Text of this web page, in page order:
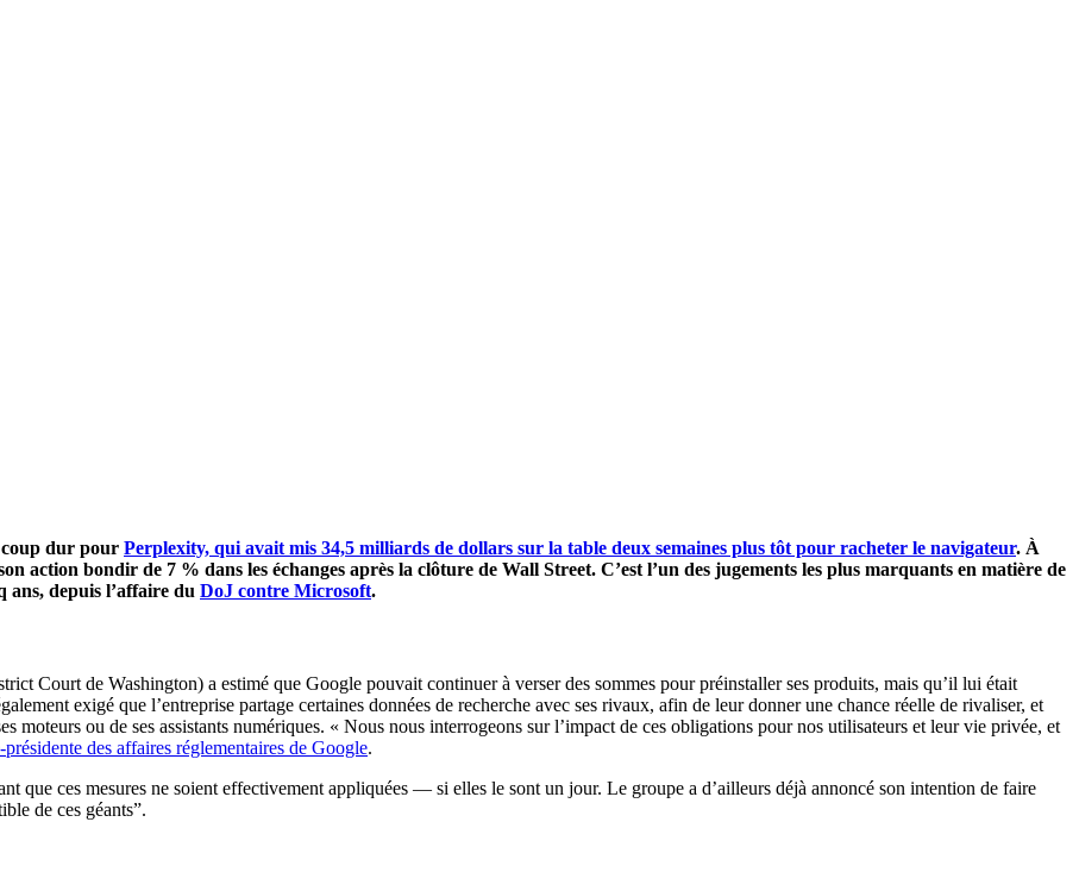
coup dur pour Perplexity, qui avait mis 34,5 milliards de dollars sur la table deux semaines plus tôt pour racheter le navigateur. À
action bondir de 7 % dans les échanges après la clôture de Wall Street. C’est l’un des jugements les plus marquants en matière de
ans, depuis l’affaire du DoJ contre Microsoft.
Court de Washington) a estimé que Google pouvait continuer à verser des sommes pour préinstaller ses produits, mais qu’il lui était
exigé que l’entreprise partage certaines données de recherche avec ses rivaux, afin de leur donner une chance réelle de rivaliser, et
ou de ses assistants numériques. « Nous nous interrogeons sur l’impact de ces obligations pour nos utilisateurs et leur vie privée, et
des affaires réglementaires de Google.
que ces mesures ne soient effectivement appliquées — si elles le sont un jour. Le groupe a d’ailleurs déjà annoncé son intention de faire
de ces géants”.